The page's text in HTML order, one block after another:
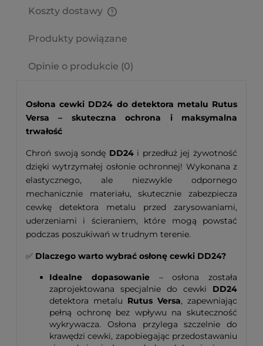
Koszty dostawy
Produkty powiązane
Opinie o produkcie (0)
Osłona cewki DD24 do detektora metalu Rutus
Versa – skuteczna ochrona i maksymalna
trwałość
Chroń swoją sondę DD24i przedłuż jej żywotność
dzięki wytrzymałej osłonie ochronnej! Wykonana z
elastycznego, ale niezwykle odpornego
mechanicznie materiału, skutecznie zabezpiecza
cewkę detektora metalu przed zarysowaniami,
uderzeniami i ścieraniem, które mogą powstać
podczas poszukiwań w trudnym terenie.
✅ Dlaczego warto wybrać osłonę cewki DD24?
Idealne dopasowanie– osłona została
zaprojektowana specjalnie do cewki DD24
detektora metalu Rutus Versa, zapewniając
pełną ochronę bez wpływu na skuteczność
wykrywacza. Osłona przylega szczelnie do
krawędzi cewki, zapobiegając przedostawaniu